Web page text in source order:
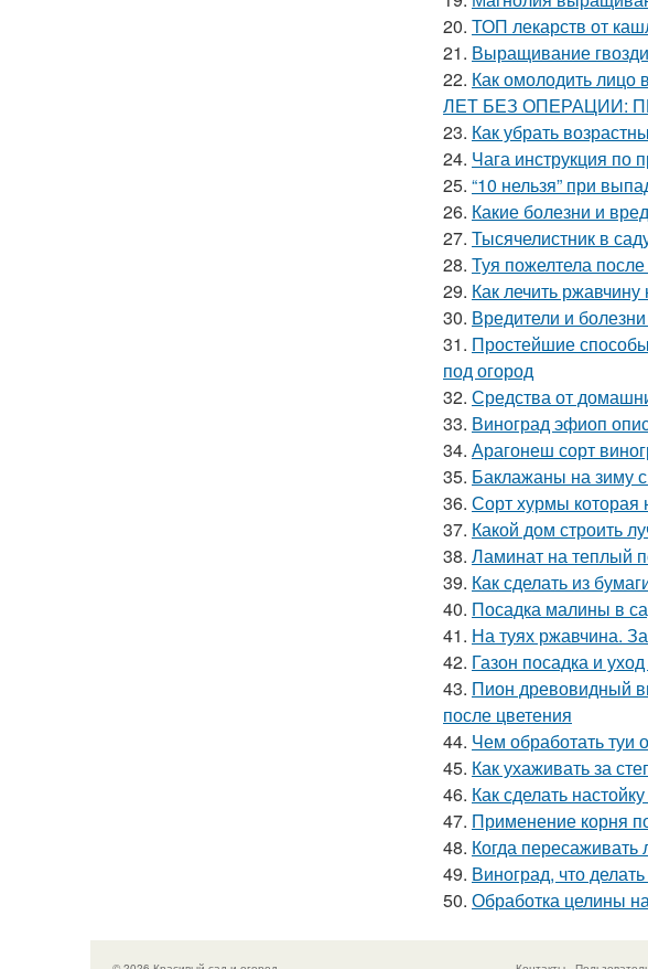
20. ТОП лекарств от
21. Выращивание
22. Как омолодить
ЛЕТ БЕЗ ОПЕРАЦИИ:
23. Как убрать
24. Чага инструкция
25. “10 нельзя” при
26. Какие болезни и
27. Тысячелистник в
28. Туя пожелтела
29. Как лечить
30. Вредители и
31. Простейшие
под огород
32. Средства от
33. Виноград эфиоп
34. Арагонеш сорт
35. Баклажаны на зиму
36. Сорт хурмы которая
37. Какой дом строить
38. Ламинат на теплый
39. Как сделать из
40. Посадка малины
41. На туях ржавчина.
42. Газон посадка и
43. Пион древовидный
после цветения
44. Чем обработать туи
45. Как ухаживать за
46. Как сделать
47. Применение корня
48. Когда
49. Виноград, что
50. Обработка целины